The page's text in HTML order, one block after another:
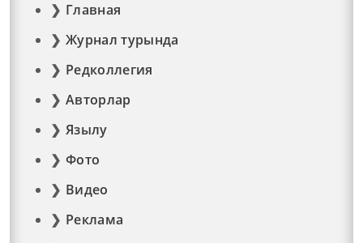
Главная
Журнал турында
Редколлегия
Авторлар
Язылу
Фото
Видео
Реклама